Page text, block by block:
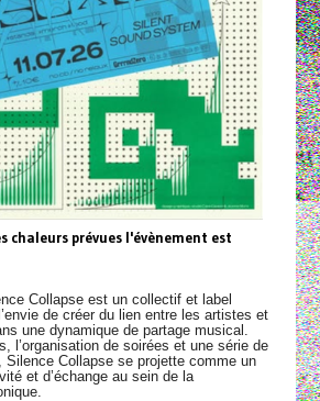
chaleurs prévues l'évènement est
Collapse est un collectif et label
de créer du lien entre les artistes et
une dynamique de partage musical.
l’organisation de soirées et une série de
Collapse se projette comme un
et d’échange au sein de la